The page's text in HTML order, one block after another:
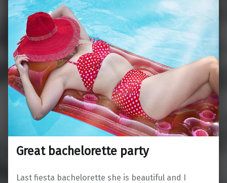
Great bachelorette party
Last fiesta bachelorette she is beautiful and I